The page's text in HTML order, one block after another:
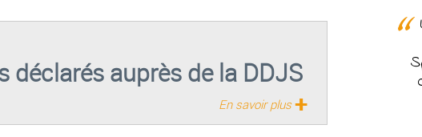
déclarés auprès de la DDJS
En savoir plus+